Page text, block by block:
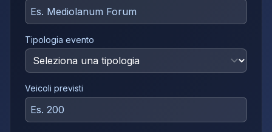
Tipologia evento
Veicoli previsti